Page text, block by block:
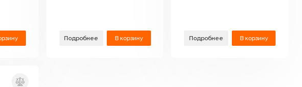
Подробнее В корзину Подробнее В корзину